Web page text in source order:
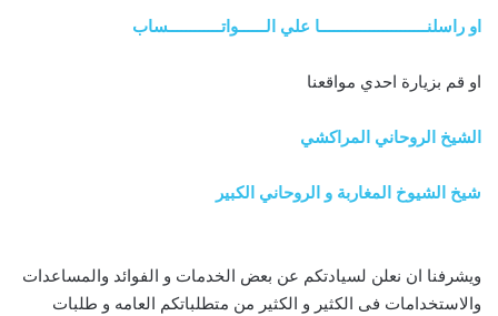
او راسلنــــــــــــــــــــــــا علي الــــــواتــــــــــــساب
او قم بزيارة احدي مواقعنا
الشيخ الروحاني المراكشي
شيخ الشيوخ المغاربة و الروحاني الكبير
ويشرفنا ان نعلن لسيادتكم عن بعض الخدمات و الفوائد والمساعدات
والاستخدامات فى الكثير و الكثير من متطلباتكم العامه و طلبات